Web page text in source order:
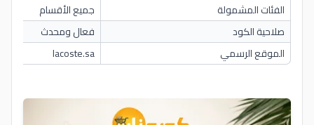
الفئات المشمولة
جميع الأقسام
صلاحية الكود
فعال ومحدث
الموقع الرسمي
lacoste.sa